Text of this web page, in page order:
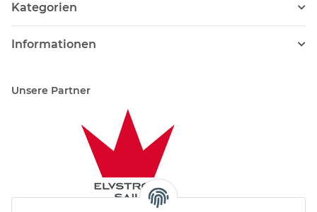
Kategorien
Informationen
Unsere Partner